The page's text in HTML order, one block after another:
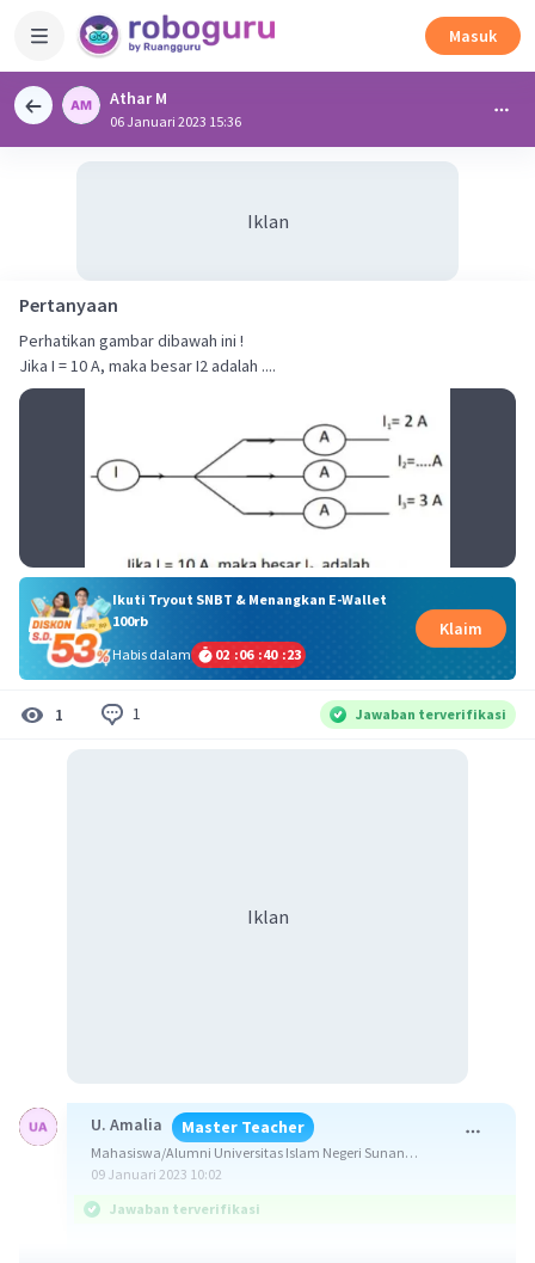
Masuk
Athar M
06 Januari 2023 15:36
Iklan
Pertanyaan
Perhatikan gambar dibawah ini !
Jika I = 10 A, maka besar I2 adalah ....
Ikuti Tryout SNBT & Menangkan E-Wallet
100rb
Habis dalam
02 :06 :40 :23
Klaim
1 1 Jawaban terverifikasi
Iklan
U. Amalia Master Teacher
Mahasiswa/Alumni Universitas Islam Negeri Sunan
Gunung Djati Bandung
09 Januari 2023 10:02
Jawaban terverifikasi